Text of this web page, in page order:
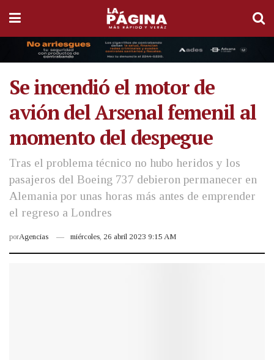
Se incendió el motor de
avión del Arsenal femenil al
momento del despegue
Tras el problema técnico no hubo heridos y los
pasajeros del Boeing 737 debieron permanecer en
Alemania por unas horas más antes de emprender
el regreso a Londres
porAgencias miércoles, 26 abril 2023 9:15 AM